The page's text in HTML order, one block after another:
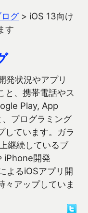
グ> iOS 13向け
す
発状況やアプリ
と、携帯電話やス
Play, App
プログラミング
しています。ガラ
継続しているブ
iPhone開発
よるiOSアプリ開
々アップしていま